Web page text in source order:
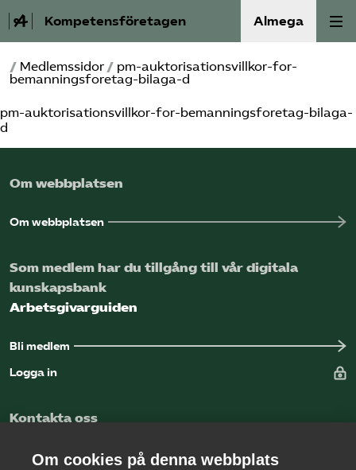
Kompetensföretagen Almega
Aktuellt
A-Ö
Kurser och aktiviteter
Omsättningsstatistik
Webbutik
Mina sidor
/ Medlemssidor / pm-auktorisationsvillkor-for-
bemanningsforetag-bilaga-d
pm-auktorisationsvillkor-for-bemanningsforetag-bilaga-
d
Om webbplatsen
Om webbplatsen
Som medlem har du tillgång till vår digitala
kunskapsbank
Arbetsgivarguiden
Bli medlem
Logga in
Kontakta oss
KansliOm cookies på denna webbplats